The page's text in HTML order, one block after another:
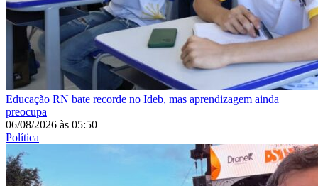
Educação RN bate recorde no Ideb, mas aprendizagem ainda
preocupa
06/08/2026 às 05:50
Política